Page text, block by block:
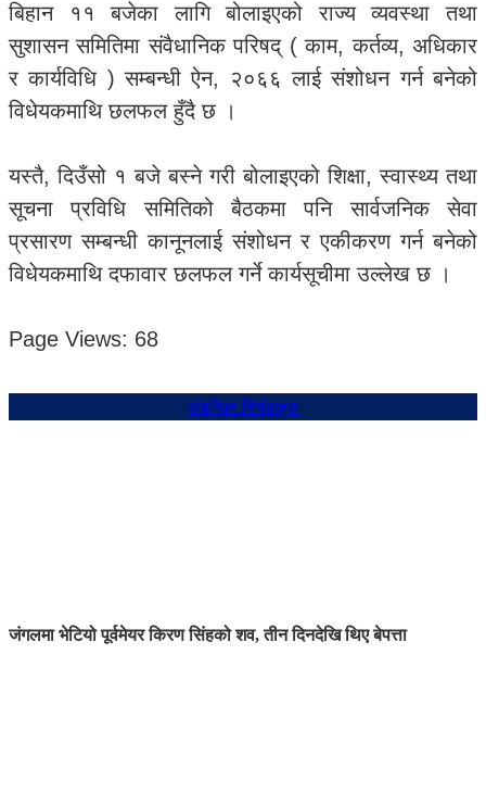
बिहान ११ बजेका लागि बोलाइएको राज्य व्यवस्था तथा
सुशासन समितिमा संवैधानिक परिषद् ( काम, कर्तव्य, अधिकार
र कार्यविधि ) सम्बन्धी ऐन, २०६६ लाई संशोधन गर्न बनेको
विधेयकमाथि छलफल हुँदै छ ।
यस्तै, दिउँसो १ बजे बस्ने गरी बोलाइएको शिक्षा, स्वास्थ्य तथा
सूचना प्रविधि समितिको बैठकमा पनि सार्वजनिक सेवा
प्रसारण सम्बन्धी कानूनलाई संशोधन र एकीकरण गर्न बनेको
विधेयकमाथि दफावार छलफल गर्ने कार्यसूचीमा उल्लेख छ ।
Page Views: 68
संबन्धित शिर्षकहरु
जंगलमा भेटियो पूर्वमेयर किरण सिंहको शव, तीन दिनदेखि थिए बेपत्ता